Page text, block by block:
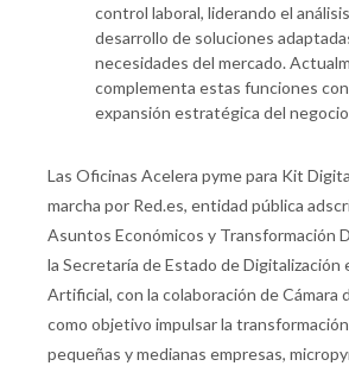
control laboral, liderando el
desarrollo de soluciones
necesidades del mercado.
complementa estas funciones
expansión estratégica del
Las Oficinas Acelera pyme para Kit
marcha por Red.es, entidad pública
Asuntos Económicos y Transformación
la Secretaría de Estado de Digitalización
Artificial, con la colaboración de Cámara
como objetivo impulsar la
pequeñas y medianas empresas,